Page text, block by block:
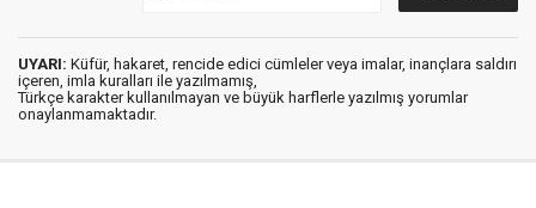
UYARI: Küfür, hakaret, rencide edici cümleler veya imalar, inançlara saldırı
içeren, imla kuralları ile yazılmamış,
Türkçe karakter kullanılmayan ve büyük harflerle yazılmış yorumlar
onaylanmamaktadır.